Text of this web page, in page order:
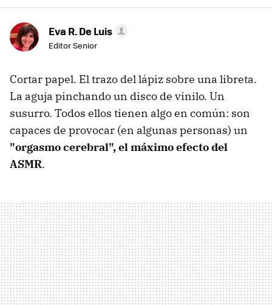
Eva R. De Luis
Editor Senior
Cortar papel. El trazo del lápiz sobre una libreta.
La aguja pinchando un disco de vinilo. Un
susurro. Todos ellos tienen algo en común: son
capaces de provocar (en algunas personas) un
"orgasmo cerebral", el máximo efecto del
ASMR.